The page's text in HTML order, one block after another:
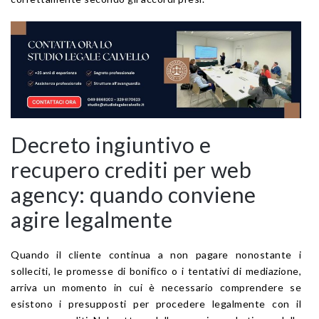
Decreto ingiuntivo e
recupero crediti per web
agency: quando conviene
agire legalmente
Quando il cliente continua a non pagare nonostante i
solleciti, le promesse di bonifico o i tentativi di mediazione,
arriva un momento in cui è necessario comprendere se
esistono i presupposti per procedere legalmente con il